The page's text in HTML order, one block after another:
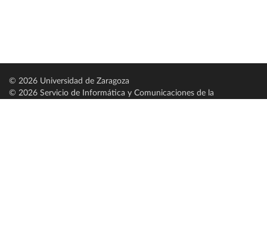
© 2026 Universidad de Zaragoza
© 2026 Servicio de Informática y Comunicaciones de la